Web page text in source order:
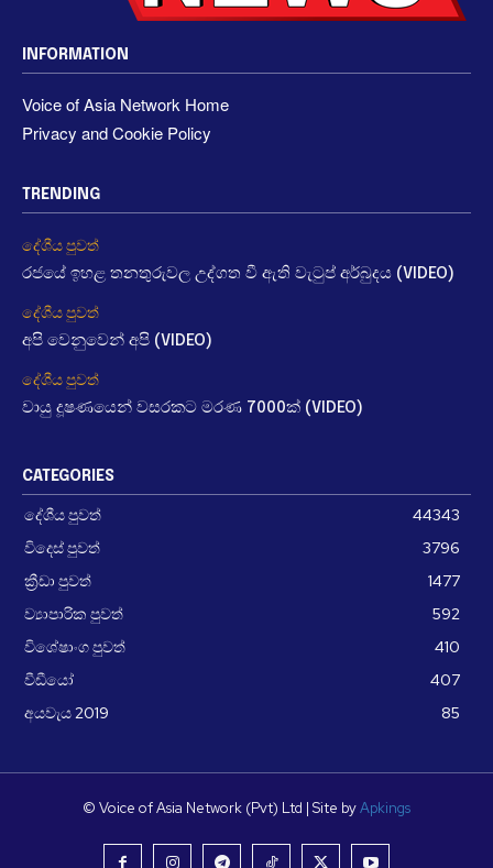
INFORMATION
Voice of Asia Network Home
Privacy and Cookie Policy
TRENDING
දේශීය පුවත්
රජයේ ඉහළ තනතුරුවල උද්ගත වී ඇති වැටුප් අර්බුදය (VIDEO)
දේශීය පුවත්
අපි වෙනුවෙන් අපි (VIDEO)
දේශීය පුවත්
වායු දූෂණයෙන් වසරකට මරණ 7000ක් (VIDEO)
CATEGORIES
දේශීය පුවත්
44343
විදෙස් පුවත්
3796
ක්‍රීඩා පුවත්
1477
ව්‍යාපාරික පුවත්
592
විශේෂාංග පුවත්
410
වීඩීයෝ
407
අයවැය 2019
85
© Voice of Asia Network (Pvt) Ltd | Site byApkings